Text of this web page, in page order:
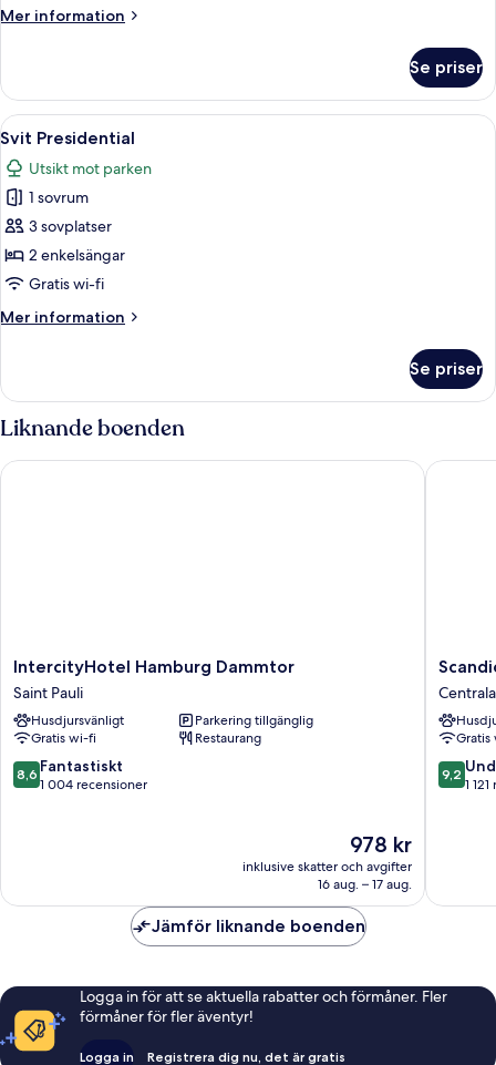
-
parken
Mer information
Mer
-
sovrum
utsikt
mot
Se priser
Öppna
alla
foton
för
Svit
Presidential
Ett modernt hotellrum med en säng,
7
Svit Presidential
Utsikt mot parken
1 sovrum
3 sovplatser
2 enkelsängar
Gratis wi-fi
Mer information
Mer
Presidential
Se priser
Liknande boenden
IntercityHotel
Hamburg
Dammtor
Saint
Pauli
IntercityHotel Hamburg Dammtor
Saint Pauli
Husdjursvänligt
Parkering tillgänglig
Gratis wi-fi
Restaurang
8.6
av
8,6 Fantastiskt
1 004 recensioner
Priset
är
978 kr
978 kr
inklusive skatter och avgifter
16 aug. – 17 aug.
IntercityHotel Hamburg Dammtor
Scandic
Emporio
Centrala
9.2
av
9,2
1
Scandic
Jämför liknande boenden
Logga in för att se aktuella rabatter och förmåner. Fler
förmåner för fler äventyr!
Logga in Registrera dig nu, det är gratis